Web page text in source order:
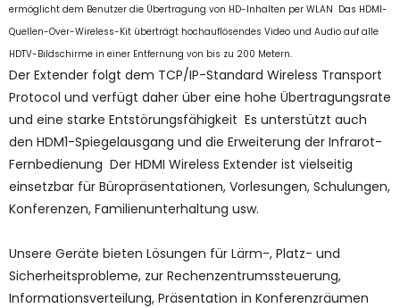
ermöglicht dem Benutzer die Übertragung von HD-Inhalten per WLAN Das HDMI-
Quellen-Over-Wireless-Kit überträgt hochauflösendes Video und Audio auf alle
HDTV-Bildschirme in einer Entfernung von bis zu 200 Metern.
Der Extender folgt dem TCP/IP-Standard Wireless Transport
Protocol und verfügt daher über eine hohe Übertragungsrate
und eine starke Entstörungsfähigkeit Es unterstützt auch
den HDM1-Spiegelausgang und die Erweiterung der Infrarot-
Fernbedienung Der HDMI Wireless Extender ist vielseitig
einsetzbar für Büropräsentationen, Vorlesungen, Schulungen,
Konferenzen, Familienunterhaltung usw.
Unsere Geräte bieten Lösungen für Lärm-, Platz- und
Sicherheitsprobleme, zur Rechenzentrumssteuerung,
Informationsverteilung, Präsentation in Konferenzräumen